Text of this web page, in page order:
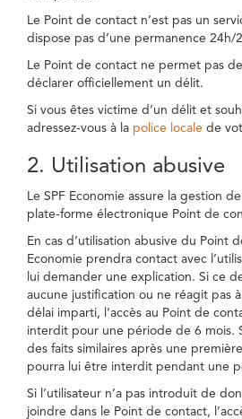
Le Point de contact n’est pas un
dispose pas d’une permanence 24h/
Le Point de contact ne permet pas
déclarer officiellement un délit.
Si vous êtes victime d’un délit et
adressez-vous à la police locale de
2. Utilisation abusive
Le SPF Economie assure la gestion
plate-forme électronique Point de
En cas d’utilisation abusive du Point
Economie prendra contact avec
lui demander une explication. Si ce
aucune justification ou ne réagit pas
délai imparti, l’accès au Point de
interdit pour une période de 6 mois.
des faits similaires après une
pourra lui être interdit pendant une
Si l’utilisateur n’a pas introduit de
joindre dans le Point de contact,